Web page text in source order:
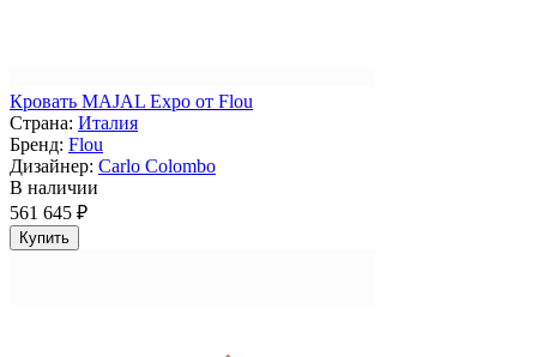
Кровать MAJAL Expo от Flou
Страна: Италия
Бренд: Flou
Дизайнер: Carlo Colombo
В наличии
561 645 ₽
Купить